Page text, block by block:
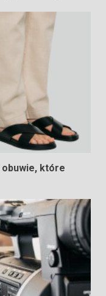
które